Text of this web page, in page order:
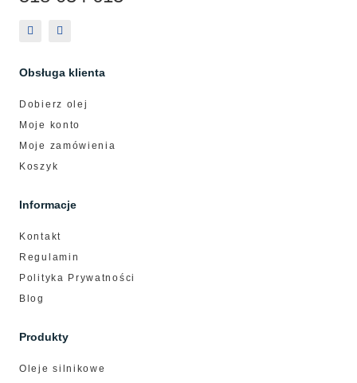
Obsługa klienta
Dobierz olej
Moje konto
Moje zamówienia
Koszyk
Informacje
Kontakt
Regulamin
Polityka Prywatności
Blog
Produkty
Oleje silnikowe